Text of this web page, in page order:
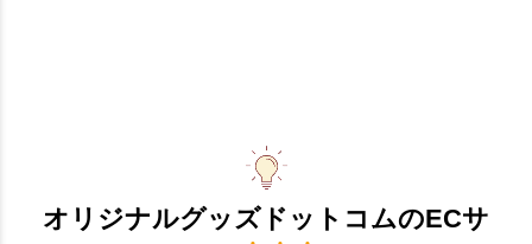
オリジナルグッズドットコムのECサ